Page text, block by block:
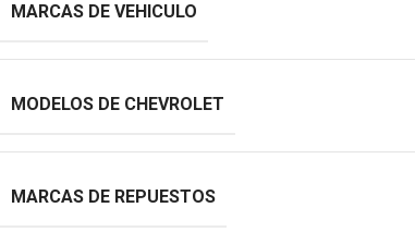
MARCAS DE VEHICULO
MODELOS DE CHEVROLET
MARCAS DE REPUESTOS